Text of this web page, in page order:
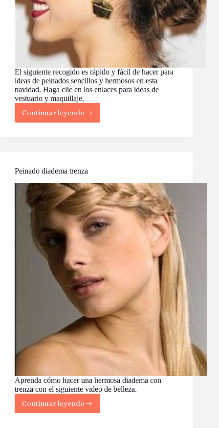
El siguiente recogido es rápido y fácil de hacer para
ideas de peinados sencillos y hermosos en esta
navidad. Haga clic en los enlaces para ideas de
vestuario y maquillaje.
Continuar leyendo
Recogido
de
Peinado diadema trenza
Aprenda cómo hacer una hermosa diadema con
trenza con el siguiente video de belleza.
Continuar leyendo
Peinado
diadema